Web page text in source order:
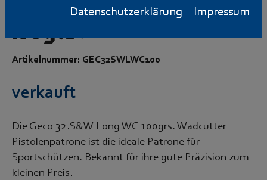
Datenschutzerklärung Impressum
100grs.
Artikelnummer: GEC32SWLWC100
verkauft
Die Geco 32.S&W Long WC 100grs. Wadcutter
Pistolenpatrone ist die ideale Patrone für
Sportschützen. Bekannt für ihre gute Präzision zum
kleinen Preis.